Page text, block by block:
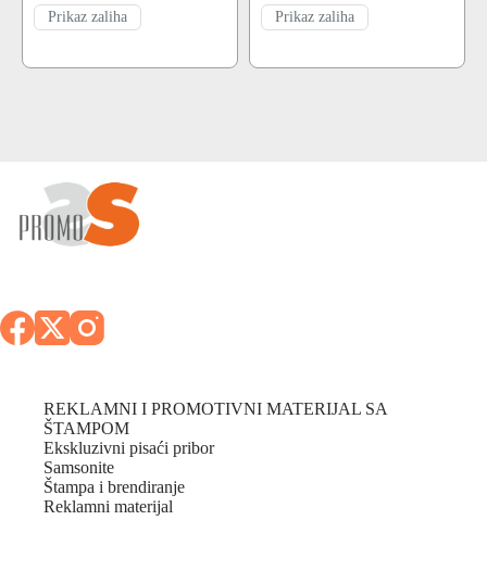
Prikaz zaliha Prikaz zaliha
REKLAMNI I PROMOTIVNI MATERIJAL SA
ŠTAMPOM
Ekskluzivni pisaći pribor
Samsonite
Štampa i brendiranje
Reklamni materijal